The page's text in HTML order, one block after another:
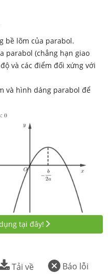
bề lõm của parabol.
parabol (chẳng hạn giao
và các điểm đối xứng với
và hình dáng parabol để
tại đây!
Báo lỗi
Tải về